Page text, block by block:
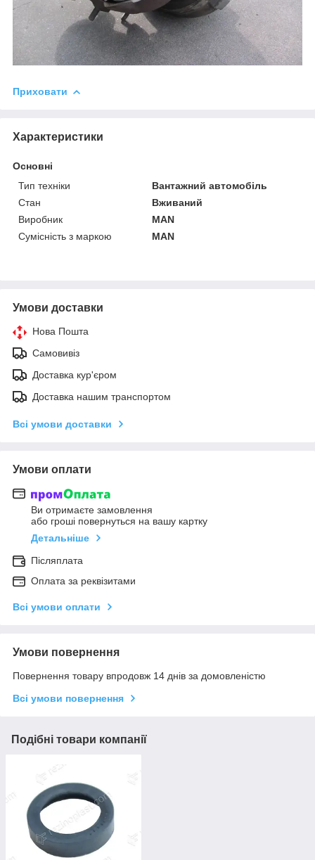
Приховати
Характеристики
Основні
Тип техніки
Вантажний автомобіль
Стан
Вживаний
Виробник
MAN
Сумісність з маркою
MAN
Умови доставки
Нова Пошта
Самовивіз
Доставка кур'єром
Доставка нашим транспортом
Всі умови доставки
Умови оплати
Ви отримаєте замовлення
або гроші повернуться на вашу картку
Детальніше
Післяплата
Оплата за реквізитами
Всі умови оплати
Умови повернення
Повернення товару впродовж 14 днів за домовленістю
Всі умови повернення
Подібні товари компанії